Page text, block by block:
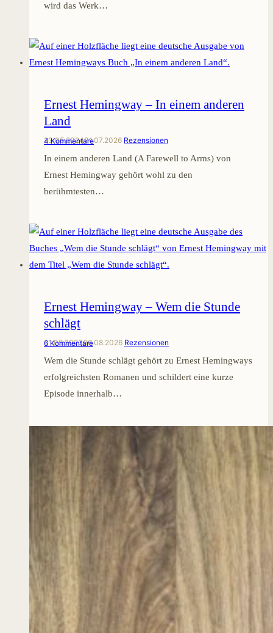
wird das Werk…
Ernest Hemingway – In einem anderen
Land
23.05.202431.07.2026 Rezensionen
4 Kommentare
In einem anderen Land (A Farewell to Arms) von
Ernest Hemingway gehört wohl zu den
berühmtesten…
Ernest Hemingway – Wem die Stunde
schlägt
01.09.202306.08.2026 Rezensionen
6 Kommentare
Wem die Stunde schlägt gehört zu Ernest Hemingways
erfolgreichsten Romanen und schildert eine kurze
Episode innerhalb…